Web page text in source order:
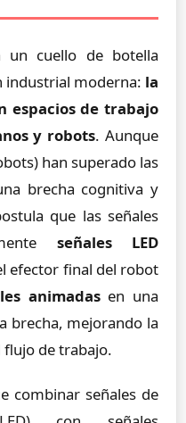
un cuello de botella
industrial moderna: la
espacios de trabajo
y robots. Aunque
han superado las
brecha cognitiva y
que las señales
señales LED
efector final del robot
animadasen una
brecha, mejorando la
flujo de trabajo.
combinar señales de